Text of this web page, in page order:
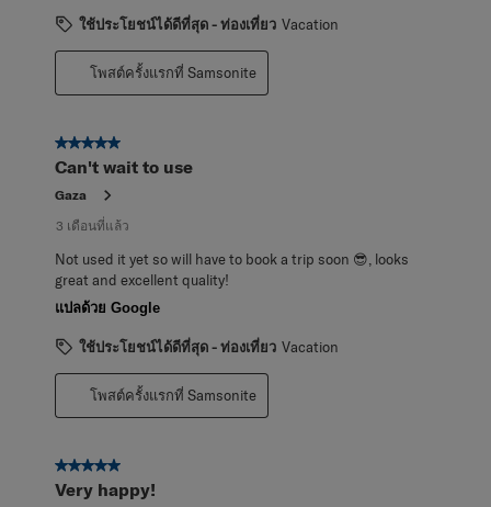
ใช้ประโยชน์ได้ดีที่สุด - ท่องเที่ยว Vacation
โพสต์ครั้งแรกที่ Samsonite
5 จาก 5 ดาว
Can't wait to use
Gaza
3 เดือนที่แล้ว
Not used it yet so will have to book a trip soon 😎, looks
great and excellent quality!
แปลด้วย Google
ใช้ประโยชน์ได้ดีที่สุด - ท่องเที่ยว Vacation
โพสต์ครั้งแรกที่ Samsonite
5 จาก 5 ดาว
Very happy!